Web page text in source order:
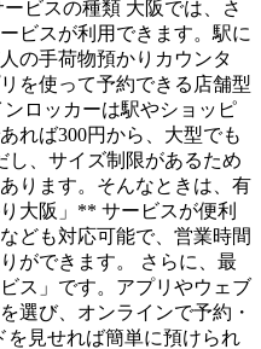
ビスの種類 大阪では、さ
ビスが利用できます。駅に
の手荷物預かりカウンタ
を使って予約できる店舗型
ロッカーは駅やショッピ
れば300円から、大型でも
し、サイズ制限があるため
ります。そんなときは、有
大阪」** サービスが便利
ども対応可能で、営業時間
ができます。 さらに、最
ス」です。アプリやウェブ
選び、オンラインで予約・
を見せれば簡単に預けられ